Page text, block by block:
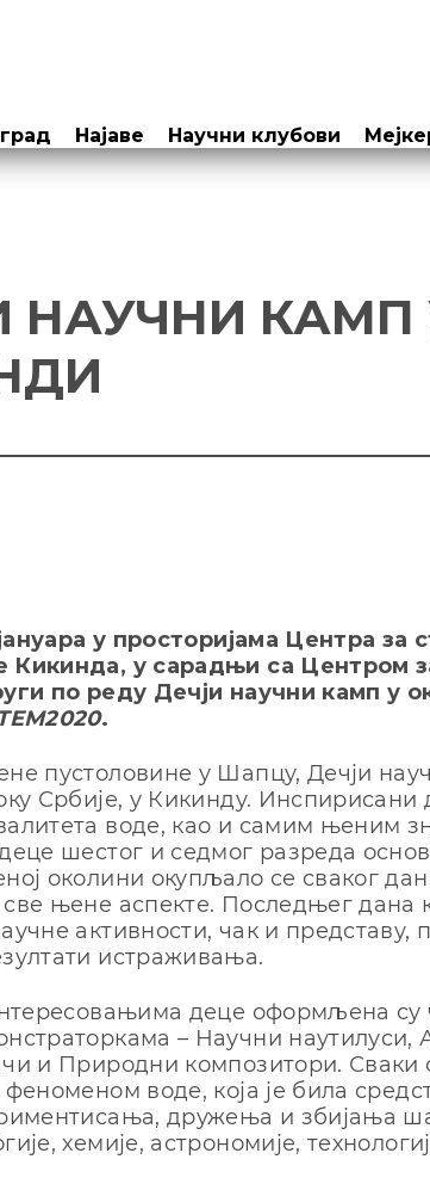
Најаве Научни клубови
НАУЧНИ КАМП
у просторијама Центра за
Кикинда, у сарадњи са Центром
по реду Дечји научни камп у
.
пустоловине у Шапцу, Дечји
Србије, у Кикинду.
воде, као и самим њеним
шестог и седмог разреда
околини окупљало се сваког
њене аспекте. Последњег дана
активности, чак и представу,
истраживања.
деце оформљена су
– Научни наутилуси,
и Природни композитори. Сваки
воде, која је била
дружења и збијања
хемије, астрономије,